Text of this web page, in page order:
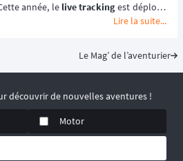
année, le live tracking est déployé
reine de l'événement afin de
Lire la suite...
Le Mag’ de l’aventurier
découvrir de nouvelles aventures !
Motor